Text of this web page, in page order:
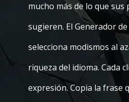
mucho más de lo que
sugieren. El Generador
selecciona modismos al
riqueza del idioma. Cada
expresión. Copia la frase